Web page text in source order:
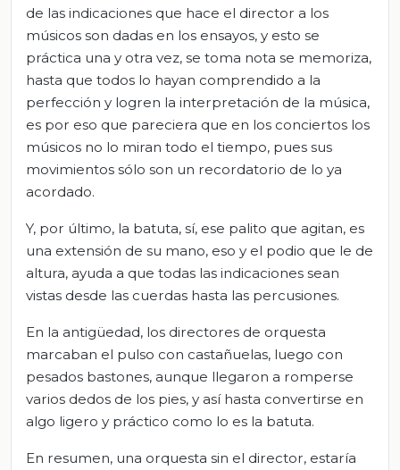
de las indicaciones que hace el director a los
músicos son dadas en los ensayos, y esto se
práctica una y otra vez, se toma nota se memoriza,
hasta que todos lo hayan comprendido a la
perfección y logren la interpretación de la música,
es por eso que pareciera que en los conciertos los
músicos no lo miran todo el tiempo, pues sus
movimientos sólo son un recordatorio de lo ya
acordado.
Y, por último, la batuta, sí, ese palito que agitan, es
una extensión de su mano, eso y el podio que le de
altura, ayuda a que todas las indicaciones sean
vistas desde las cuerdas hasta las percusiones.
En la antigüedad, los directores de orquesta
marcaban el pulso con castañuelas, luego con
pesados bastones, aunque llegaron a romperse
varios dedos de los pies, y así hasta convertirse en
algo ligero y práctico como lo es la batuta.
En resumen, una orquesta sin el director, estaría